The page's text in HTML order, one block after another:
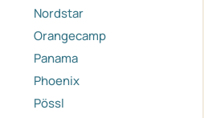
Nordstar
Orangecamp
Panama
Phoenix
Pössl